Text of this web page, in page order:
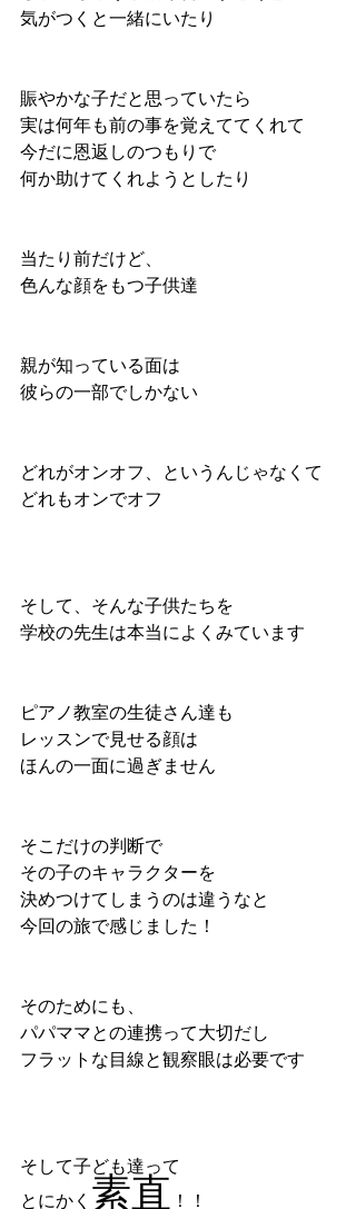
気がつくと一緒にいたり
賑やかな子だと思っていたら
実は何年も前の事を覚えててくれて
今だに恩返しのつもりで
何か助けてくれようとしたり
当たり前だけど、
色んな顔をもつ子供達
親が知っている面は
彼らの一部でしかない
どれがオンオフ、というんじゃなくて
どれもオンでオフ
そして、そんな子供たちを
学校の先生は本当によくみています
ピアノ教室の生徒さん達も
レッスンで見せる顔は
ほんの一面に過ぎません
そこだけの判断で
その子のキャラクターを
決めつけてしまうのは違うなと
今回の旅で感じました！
そのためにも、
パパママとの連携って大切だし
フラットな目線と観察眼は必要です
そして子ども達って
とにかく 素直 ！！